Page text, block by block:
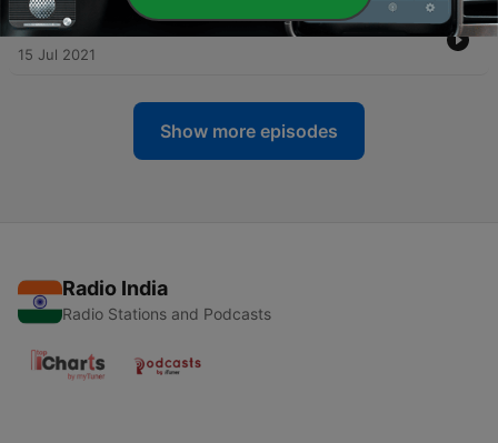
122 - Salte al agua. Pastor: Juan Carlos Lambraño G.
15 Jul 2021
Show more episodes
Radio India
Radio Stations and Podcasts